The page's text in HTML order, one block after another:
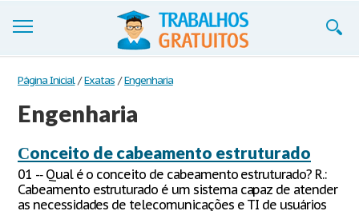
Trabalhos
Cadastre-se
Blog
Página Inicial / Exatas / Engenharia
Engenharia
Сonceito de cabeamento estruturado
01 -­‐ Qual é o conceito de cabeamento estruturado? R.:
Cabeamento estruturado é um sistema capaz de atender
as necessidades de telecomunicações e TI de usuários